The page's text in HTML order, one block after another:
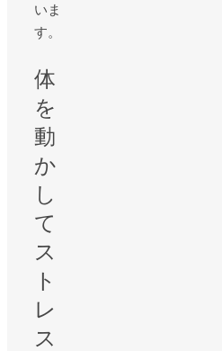
いま
す。
体
を
動
か
し
て
ス
ト
レ
ス